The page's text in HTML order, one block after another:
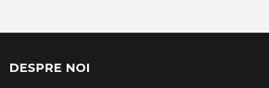
DESPRE NOI